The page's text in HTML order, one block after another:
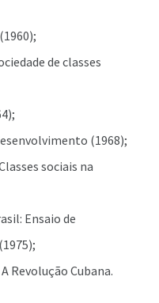
de classes
(1968);
sociais na
Ensaio de
Revolução Cubana.